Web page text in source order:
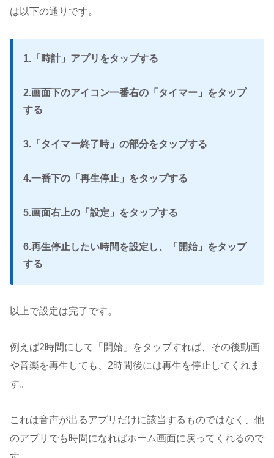
は以下の通りです。
1.「時計」アプリをタップする
2.画面下のアイコン一番右の「タイマー」をタップ
する
3.「タイマー終了時」の部分をタップする
4.一番下の「再生停止」をタップする
5.画面右上の「設定」をタップする
6.再生停止したい時間を設定し、「開始」をタップ
する
以上で設定は完了です。
例えば2時間にして「開始」をタップすれば、その後動画
や音楽を再生しても、2時間後には再生を停止してくれま
す。
これは音声が出るアプリだけに該当するものではなく、他
のアプリでも時間になればホーム画面に戻ってくれるので